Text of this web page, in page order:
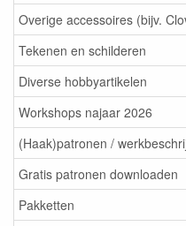
Overige accessoires (bijv.
Tekenen en schilderen
Diverse hobbyartikelen
Workshops najaar 2026
(Haak)patronen /
Gratis patronen downloaden
Pakketten